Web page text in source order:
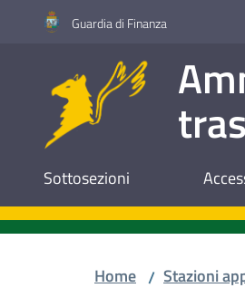
Vai al contenuto
Vai alla navigazione
Vai al footerGuardia di Finanza
Sottosezioni
Home / Stazioni